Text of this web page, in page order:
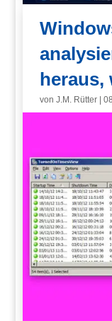
heraus,
vonJ.M. Rütter |